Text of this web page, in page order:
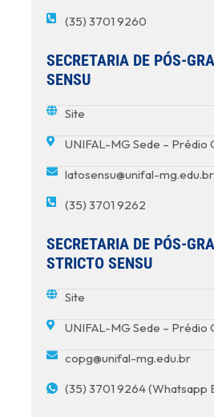
(35) 3701 9260
SECRETARIA DE PÓS-
SENSU
Site
UNIFAL-MG Sede – Prédio
latosensu@unifal-mg.edu.br
(35) 3701 9262
SECRETARIA DE PÓS-
STRICTO SENSU
Site
UNIFAL-MG Sede – Prédio
copg@unifal-mg.edu.br
(35) 3701 9264 (Whatsapp